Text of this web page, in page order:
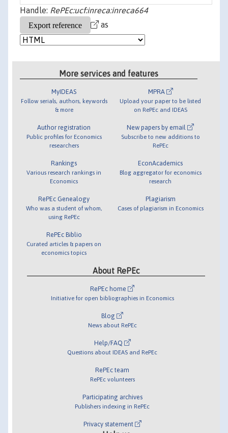
Handle: RePEc:ucf:inreca:inreca664
as
More services and features
MyIDEAS
Follow serials, authors, keywords
& more
Author registration
Public profiles for Economics
researchers
Rankings
Various research rankings in
Economics
RePEc Genealogy
Who was a student of whom,
using RePEc
RePEc Biblio
Curated articles & papers on
economics topics
MPRA
Upload your paper to be listed
on RePEc and IDEAS
New papers by email
Subscribe to new additions to
RePEc
EconAcademics
Blog aggregator for economics
research
Plagiarism
Cases of plagiarism in Economics
About RePEc
RePEc home
Initiative for open bibliographies in Economics
Blog
News about RePEc
Help/FAQ
Questions about IDEAS and RePEc
RePEc team
RePEc volunteers
Participating archives
Publishers indexing in RePEc
Privacy statement